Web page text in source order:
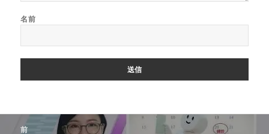
名前
前